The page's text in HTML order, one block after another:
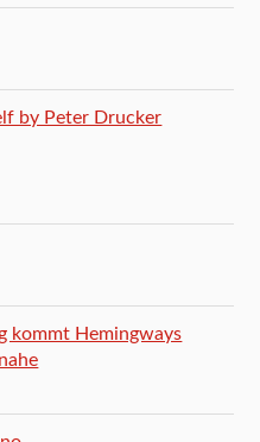
by Peter Drucker
kommt Hemingways